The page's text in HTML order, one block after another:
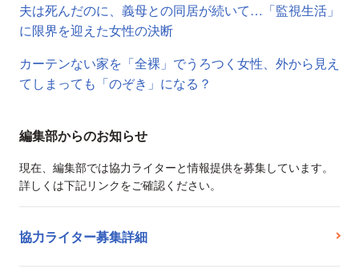
夫は死んだのに、義母との同居が続いて…「監視生活」
に限界を迎えた女性の決断
カーテンない家を「全裸」でうろつく女性、外から見え
てしまっても「のぞき」になる？
編集部からのお知らせ
現在、編集部では協力ライターと情報提供を募集しています。
詳しくは下記リンクをご確認ください。
協力ライター募集詳細